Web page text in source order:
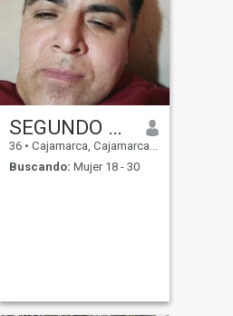
SEGUNDO Huaman
36 • Cajamarca, Cajamarca, Perú
Buscando: Mujer 18 - 30